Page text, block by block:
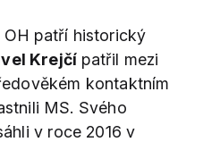
patří historický
Krejčí patřil mezi
kontaktním
MS. Svého
v roce 2016 v